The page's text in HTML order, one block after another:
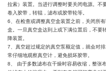
拉索）装置。当进行调整时要关闭电源。不
卷入胶带，转辊，滤布或胶带轮等。
6、在检查或调整真空盒装置之前，关闭所
盒。一旦真空盒达到上或下满位置后，不要
降装置。
7、真空超过规定的真空泵额定值，就会对
常仔细地观察真空计，避免损坏胶带。
8、 由于多数滤布在干燥时容易收缩，整张